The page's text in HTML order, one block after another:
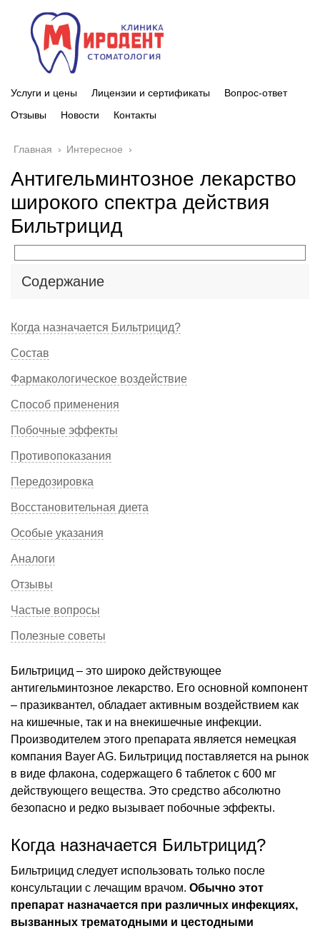
Услуги и цены Лицензии и сертификаты
Вопрос-ответ
Отзывы
Новости Контакты
Главная › Интересное ›
Антигельминтозное лекарство
широкого спектра действия
Бильтрицид
Содержание
Когда назначается Бильтрицид?
Состав
Фармакологическое воздействие
Способ применения
Побочные эффекты
Противопоказания
Передозировка
Восстановительная диета
Особые указания
Аналоги
Отзывы
Частые вопросы
Полезные советы
Бильтрицид – это широко действующее
антигельминтозное лекарство. Его основной компонент
– празиквантел, обладает активным воздействием как
на кишечные, так и на внекишечные инфекции.
Производителем этого препарата является немецкая
компания Bayer AG. Бильтрицид поставляется на рынок
в виде флакона, содержащего 6 таблеток с 600 мг
действующего вещества. Это средство абсолютно
безопасно и редко вызывает побочные эффекты.
Когда назначается Бильтрицид?
Бильтрицид следует использовать только после
консультации с лечащим врачом. Обычно этот
препарат назначается при различных инфекциях,
вызванных трематодными и цестодными